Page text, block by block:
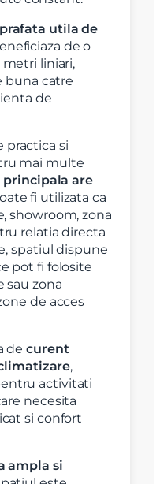
utila de
de o
metri liniari,
buna catre
de
practica si
mai multe
principala are
fi utilizata ca
showroom, zona
relatia directa
spatiul dispune
pot fi folosite
sau zona
de acces
decurent
,
activitati
necesita
si confort
ampla si